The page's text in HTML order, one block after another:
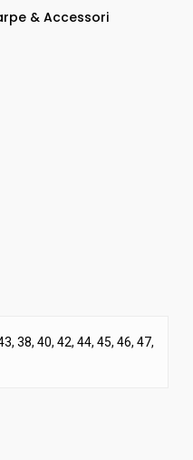
& Accessori
38, 40, 42, 44, 45, 46, 47,